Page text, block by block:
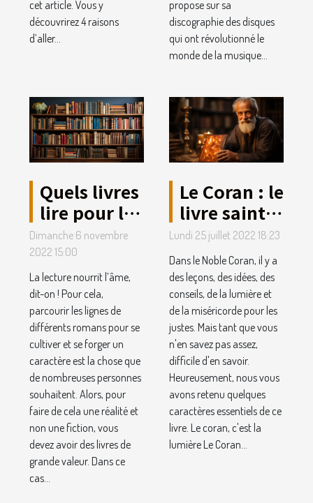
cet article. Vous y
découvrirez 4 raisons
d’aller...
propose sur sa
discographie des disques
qui ont révolutionné le
monde de la musique...
Quels livres
lire pour la
culture
générale ?
Dimanche 6 novembre
2022 15:00
La lecture nourrit l’âme,
dit-on ! Pour cela,
parcourir les lignes de
différents romans pour se
cultiver et se forger un
caractère est la chose que
de nombreuses personnes
souhaitent. Alors, pour
faire de cela une réalité et
non une fiction, vous
devez avoir des livres de
grande valeur. Dans ce
cas...
Le Coran : le
livre saint
que vous
aurez lu au
monde
Lundi 25 juillet 2022 18:23
Dans le Noble Coran, il y a
des leçons, des idées, des
conseils, de la lumière et
de la miséricorde pour les
justes. Mais tant que vous
n'en savez pas assez,
difficile d'en savoir.
Heureusement, nous vous
avons retenu quelques
caractères essentiels de ce
livre. Le coran, c'est la
lumière Le Coran...